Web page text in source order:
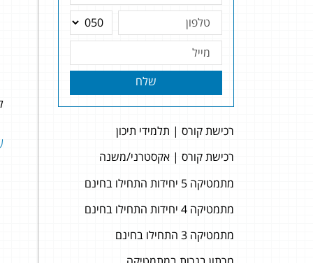
שלח
רכישת קורס | תלמידי תיכון
רכישת קורס | אקסטרני/משנה
מתמטיקה 5 יחידות התחילו בחינם
מתמטיקה 4 יחידות התחילו בחינם
מתמטיקה 3 התחילו בחינם